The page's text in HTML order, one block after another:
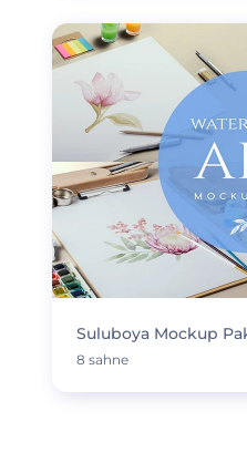
Suluboya Mockup
8 sahne